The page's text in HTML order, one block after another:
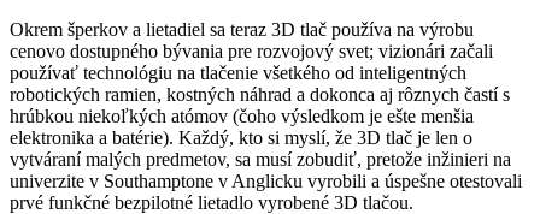
Okrem šperkov a lietadiel sa teraz 3D tlač používa na výrobu
cenovo dostupného bývania pre rozvojový svet; vizionári začali
používať technológiu na tlačenie všetkého od inteligentných
robotických ramien, kostných náhrad a dokonca aj rôznych častí s
hrúbkou niekoľkých atómov (čoho výsledkom je ešte menšia
elektronika a batérie). Každý, kto si myslí, že 3D tlač je len o
vytváraní malých predmetov, sa musí zobudiť, pretože inžinieri na
univerzite v Southamptone v Anglicku vyrobili a úspešne otestovali
prvé funkčné bezpilotné lietadlo vyrobené 3D tlačou.